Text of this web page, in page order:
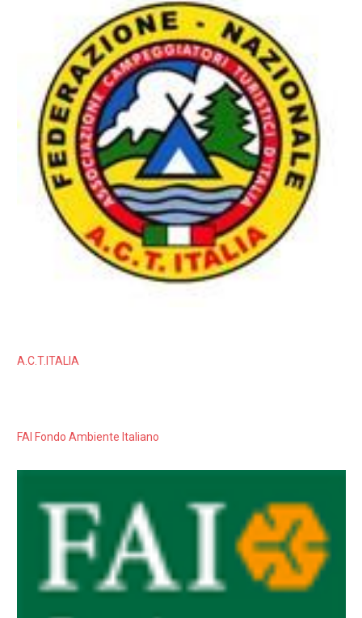
A.C.T.ITALIA
FAI Fondo Ambiente Italiano